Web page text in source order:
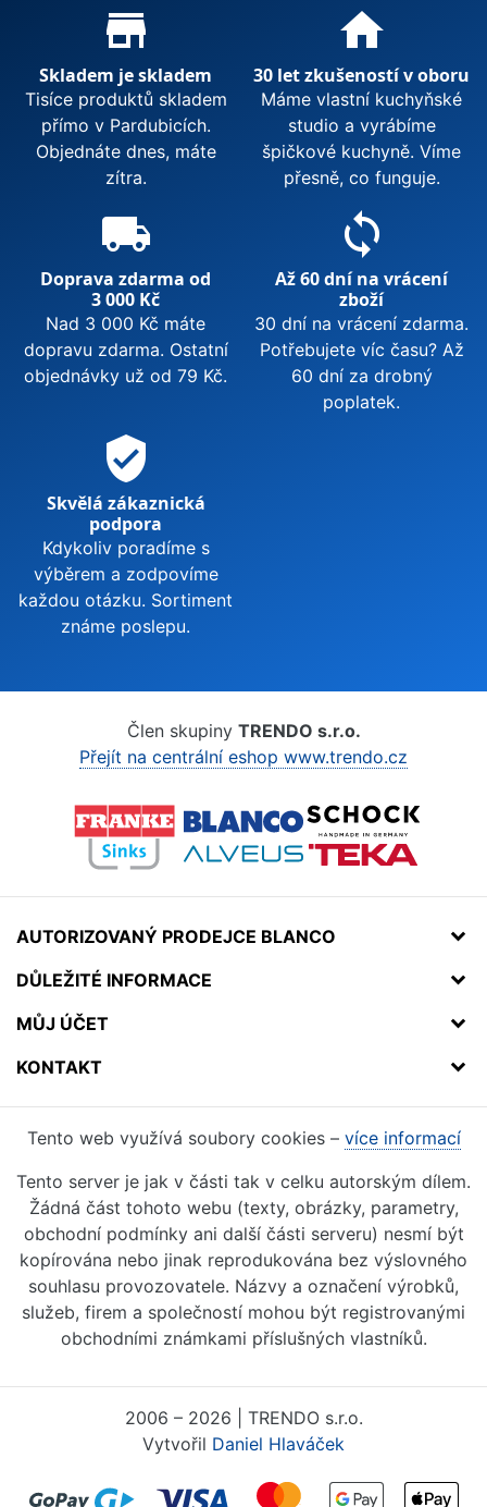
Proč nakupovat u nás?
store_mall_directory
Skladem je skladem
Tisíce produktů skladem
přímo v Pardubicích.
Objednáte dnes, máte
zítra.
home
30 let zkušeností v oboru
Máme vlastní kuchyňské
studio a vyrábíme
špičkové kuchyně. Víme
přesně, co funguje.
local_shipping
Doprava zdarma od
3 000 Kč
Nad 3 000 Kč máte
dopravu zdarma. Ostatní
objednávky už od 79 Kč.
sync
Až 60 dní na vrácení
zboží
30 dní na vrácení zdarma.
Potřebujete víc času? Až
60 dní za drobný
poplatek.
verified_user
Skvělá zákaznická
podpora
Kdykoliv poradíme s
výběrem a zodpovíme
každou otázku. Sortiment
známe poslepu.
Člen skupiny TRENDO s.r.o.
Přejít na centrální eshop www.trendo.cz
AUTORIZOVANÝ PRODEJCE BLANCO
DŮLEŽITÉ INFORMACE
MŮJ ÚČET
KONTAKT
Tento web využívá soubory cookies – více informací
Tento server je jak v části tak v celku autorským dílem.
Žádná část tohoto webu (texty, obrázky, parametry,
obchodní podmínky ani další části serveru) nesmí být
kopírována nebo jinak reprodukována bez výslovného
souhlasu provozovatele. Názvy a označení výrobků,
služeb, firem a společností mohou být registrovanými
obchodními známkami příslušných vlastníků.
2006 – 2026 | TRENDO s.r.o.
Vytvořil Daniel Hlaváček